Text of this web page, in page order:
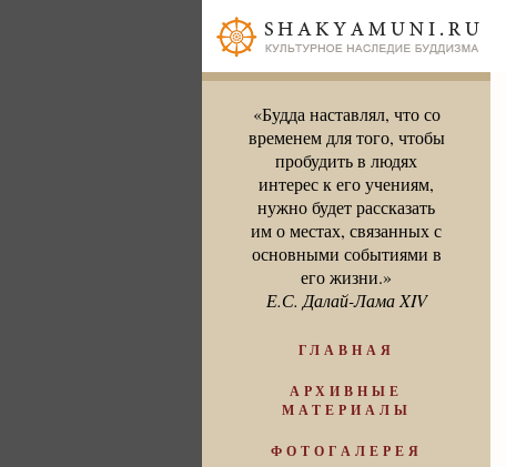
«Будда наставлял, что со
временем для того, чтобы
пробудить в людях
интерес к его учениям,
нужно будет рассказать
им о местах, связанных с
основными событиями в
его жизни.»
Е.С. Далай-Лама XIV
ГЛАВНАЯ
АРХИВНЫЕ
МАТЕРИАЛЫ
ФОТОГАЛЕРЕЯ